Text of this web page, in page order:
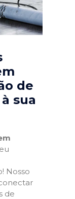
de
à sua
Nosso
de